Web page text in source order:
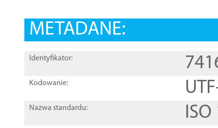
METADANE:
Identyfikator:
Kodowanie:
Nazwa standardu: